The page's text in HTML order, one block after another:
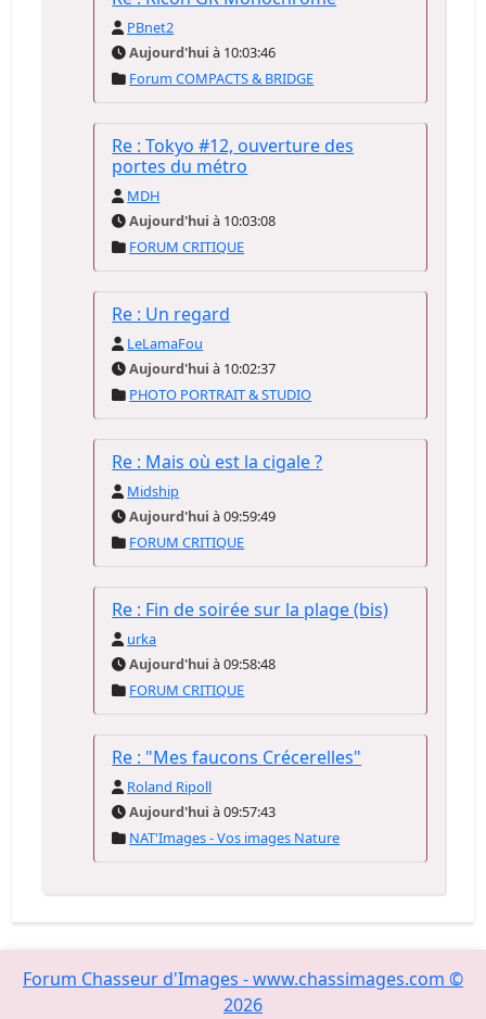
PBnet2
Aujourd'hui à 10:03:46
Forum COMPACTS & BRIDGE
Re : Tokyo #12, ouverture des
portes du métro
MDH
Aujourd'hui à 10:03:08
FORUM CRITIQUE
Re : Un regard
LeLamaFou
Aujourd'hui à 10:02:37
PHOTO PORTRAIT & STUDIO
Re : Mais où est la cigale ?
Midship
Aujourd'hui à 09:59:49
FORUM CRITIQUE
Re : Fin de soirée sur la plage (bis)
urka
Aujourd'hui à 09:58:48
FORUM CRITIQUE
Re : "Mes faucons Crécerelles"
Roland Ripoll
Aujourd'hui à 09:57:43
NAT'Images - Vos images Nature
Forum Chasseur d'Images - www.chassimages.com ©
2026